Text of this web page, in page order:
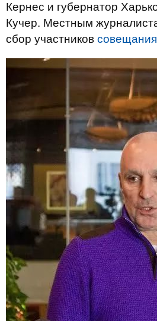
Кернес и губернатор
Кучер. Местным
сбор участников совещания